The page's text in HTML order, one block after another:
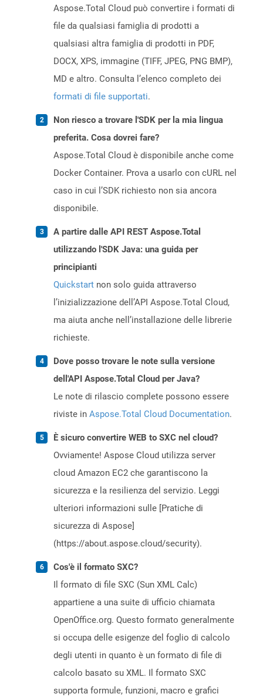
Aspose.Total Cloud può convertire i formati di
file da qualsiasi famiglia di prodotti a
qualsiasi altra famiglia di prodotti in PDF,
DOCX, XPS, immagine (TIFF, JPEG, PNG BMP),
MD e altro. Consulta l’elenco completo dei
formati di file supportati.
Non riesco a trovare l'SDK per la mia lingua
preferita. Cosa dovrei fare?
Aspose.Total Cloud è disponibile anche come
Docker Container. Prova a usarlo con cURL nel
caso in cui l’SDK richiesto non sia ancora
disponibile.
A partire dalle API REST Aspose.Total
utilizzando l'SDK Java: una guida per
principianti
Quickstart non solo guida attraverso
l’inizializzazione dell’API Aspose.Total Cloud,
ma aiuta anche nell’installazione delle librerie
richieste.
Dove posso trovare le note sulla versione
dell'API Aspose.Total Cloud per Java?
Le note di rilascio complete possono essere
riviste in Aspose.Total Cloud Documentation.
È sicuro convertire WEB to SXC nel cloud?
Ovviamente! Aspose Cloud utilizza server
cloud Amazon EC2 che garantiscono la
sicurezza e la resilienza del servizio. Leggi
ulteriori informazioni sulle [Pratiche di
sicurezza di Aspose]
(https://about.aspose.cloud/security).
Cos'è il formato SXC?
Il formato di file SXC (Sun XML Calc)
appartiene a una suite di ufficio chiamata
OpenOffice.org. Questo formato generalmente
si occupa delle esigenze del foglio di calcolo
degli utenti in quanto è un formato di file di
calcolo basato su XML. Il formato SXC
supporta formule, funzioni, macro e grafici